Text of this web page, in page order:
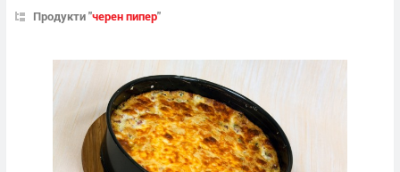
Продукти "черен пипер"